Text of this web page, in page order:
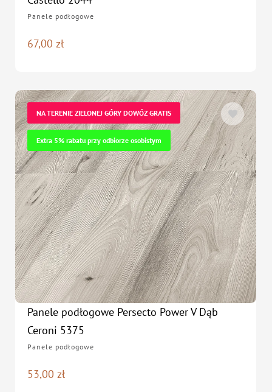
Panele podłogowe
zł
67,00
NA TERENIE ZIELONEJ GÓRY DOWÓZ GRATIS
Extra 5% rabatu przy odbiorze osobistym
Panele podłogowe Persecto Power V Dąb
Ceroni 5375
Panele podłogowe
zł
53,00